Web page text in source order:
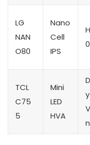
LG
NAN
O80
Nano
Cell
IPS
0
TCL
C75
5
Mini
LED
HVA
y
n